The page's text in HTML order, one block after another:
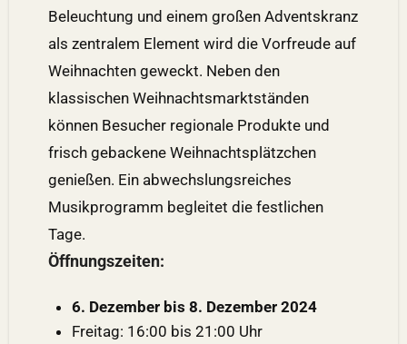
Beleuchtung und einem großen Adventskranz
als zentralem Element wird die Vorfreude auf
Weihnachten geweckt. Neben den
klassischen Weihnachtsmarktständen
können Besucher regionale Produkte und
frisch gebackene Weihnachtsplätzchen
genießen. Ein abwechslungsreiches
Musikprogramm begleitet die festlichen
Tage.
Öffnungszeiten:
6. Dezember bis 8. Dezember 2024
Freitag: 16:00 bis 21:00 Uhr